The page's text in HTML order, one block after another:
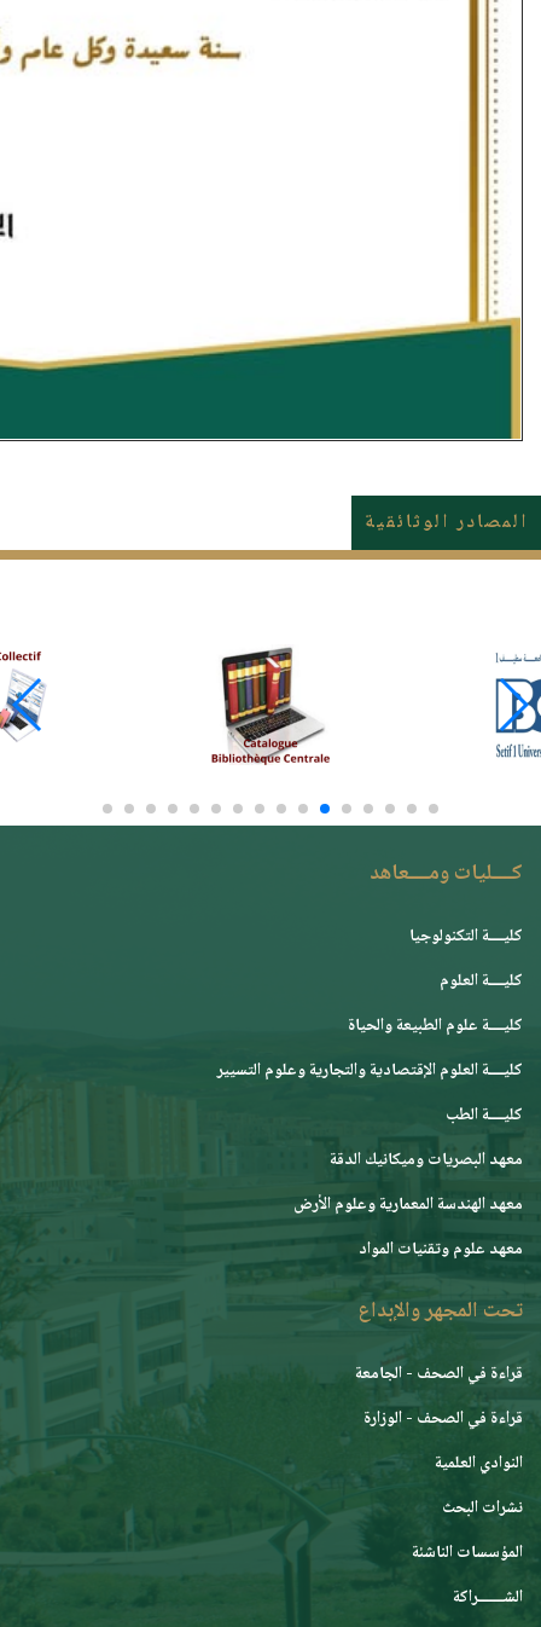
المصادر الوثائقية
كــــليات ومــــعاهد
كليــــة التكنولوجيا
كليــــة العلوم
كليــــة علوم الطبيعة والحياة
كليــــة العلوم الإقتصادية والتجارية وعلوم التسيير
كليــــة الطب
معهد البصريات وميكانيك الدقة
معهد الهندسة المعمارية وعلوم الأرض
معهد علوم وتقنيات المواد
تحت المجهر والإبداع
قراءة في الصحف - الجامعة
قراءة في الصحف - الوزارة
النوادي العلمية
نشرات البحث
المؤسسات الناشئة
الشـــــــراكة